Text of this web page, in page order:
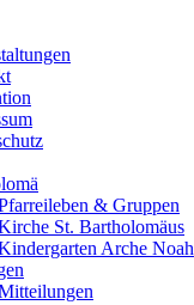
& Gruppen
St. Bartholomäus
Arche Noah